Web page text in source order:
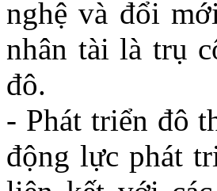
nghệ và đổi
nhân tài là trụ
đô.
- Phát triển đô
động lực phát